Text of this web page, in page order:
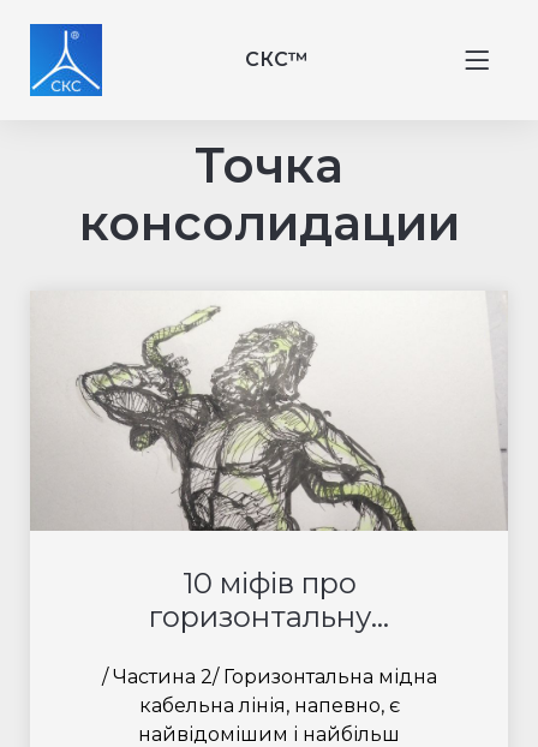
СКС™
Точка
консолидации
10 міфів про
горизонтальну...
/ Частина 2/ Горизонтальна мідна
кабельна лінія, напевно, є
найвідомішим і найбільш